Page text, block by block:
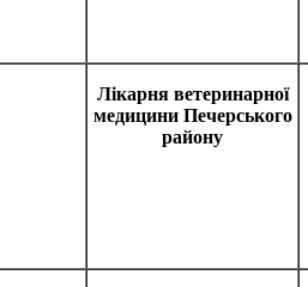
Лікарня ветеринарної
медицини Печерського
району